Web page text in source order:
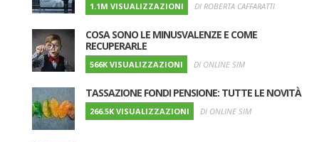
1.1M VISUALIZZAZIONI DI ROBERTA CAFFARATTI
COSA SONO LE MINUSVALENZE E COME
RECUPERARLE
566K VISUALIZZAZIONI DI ONLINE SIM
TASSAZIONE FONDI PENSIONE: TUTTE LE NOVITÀ
266.5K VISUALIZZAZIONI DI ONLINE SIM